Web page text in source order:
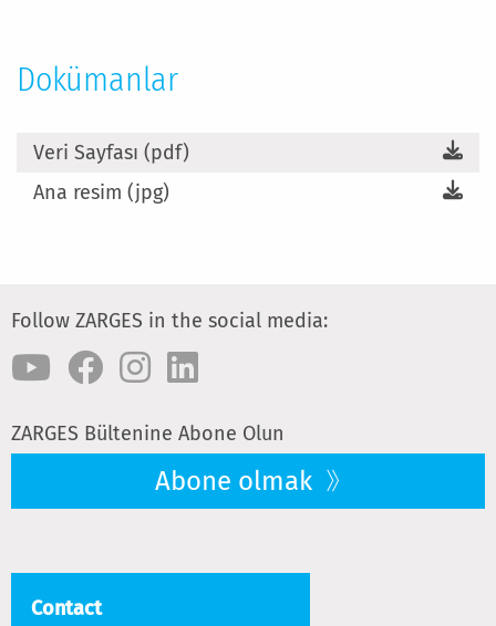
Dokümanlar
Veri Sayfası (pdf)
Ana resim (jpg)
Follow ZARGES in the social media:
ZARGES Bültenine Abone Olun
Abone olmak
Contact